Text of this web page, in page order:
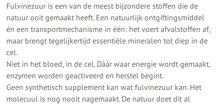
Fulvinezuur is een van de meest bijzondere stoffen die de
natuur ooit gemaakt heeft. Een natuurlijk ontgiftingsmiddel
én een transportmechanisme in één: het voert afvalstoffen af,
maar brengt tegelijkertijd essentiële mineralen tot diep in de
cel.
Niet in het bloed, in de cel. Dáár waar energie wordt gemaakt,
enzymen worden geactiveerd en herstel begint.
Geen synthetisch supplement kan wat fulvinezuur kan. Het
molecuul is nog nooit nagemaakt. De natuur doet dit al